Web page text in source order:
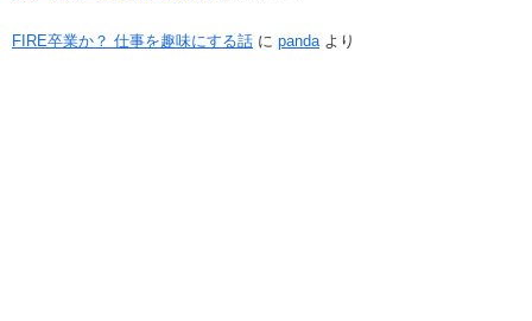
FIRE卒業か？ 仕事を趣味にする話 に panda より